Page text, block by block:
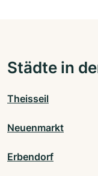
Städte in
Theisseil
Neuenmarkt
Erbendorf